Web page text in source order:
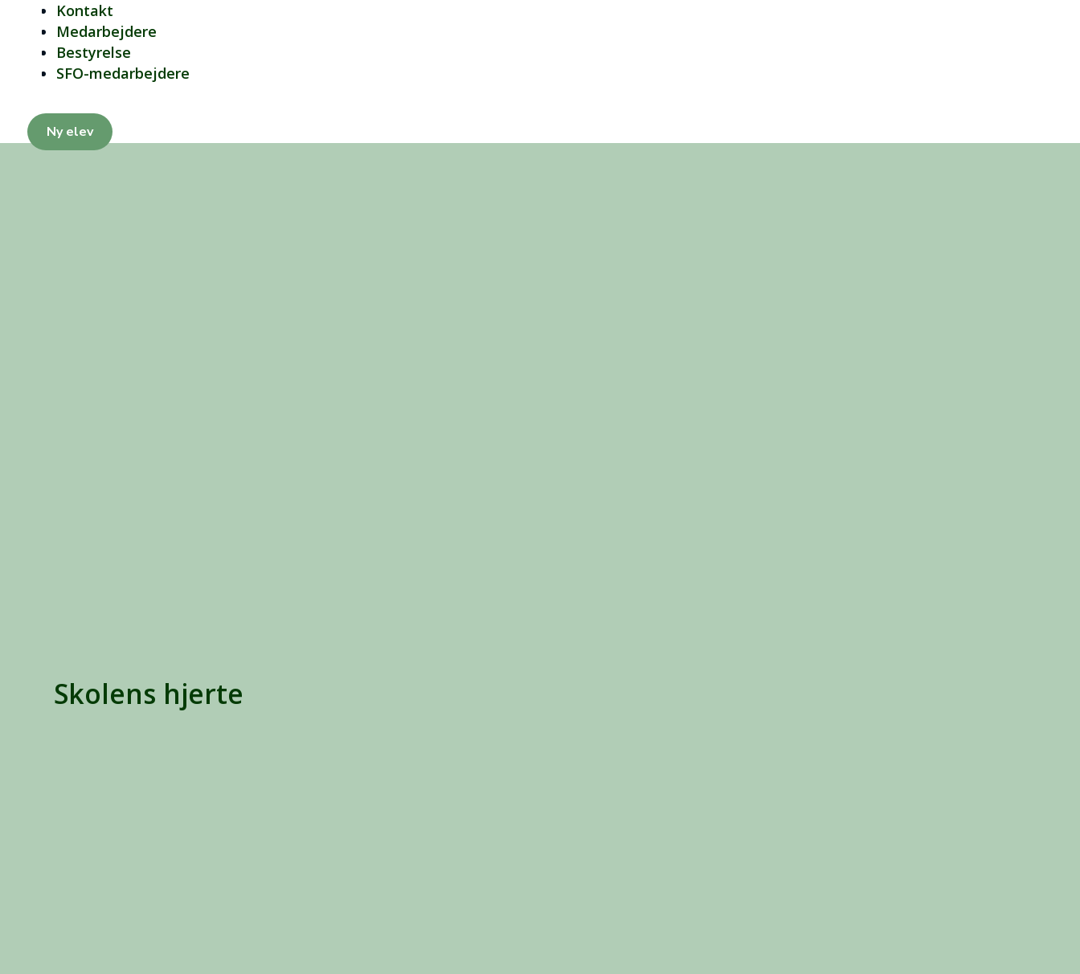
Kontakt
Medarbejdere
Bestyrelse
SFO-medarbejdere
Ny elev
Skolens hjerte